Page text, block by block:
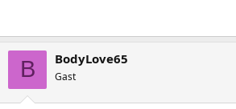
B BodyLove65
Gast